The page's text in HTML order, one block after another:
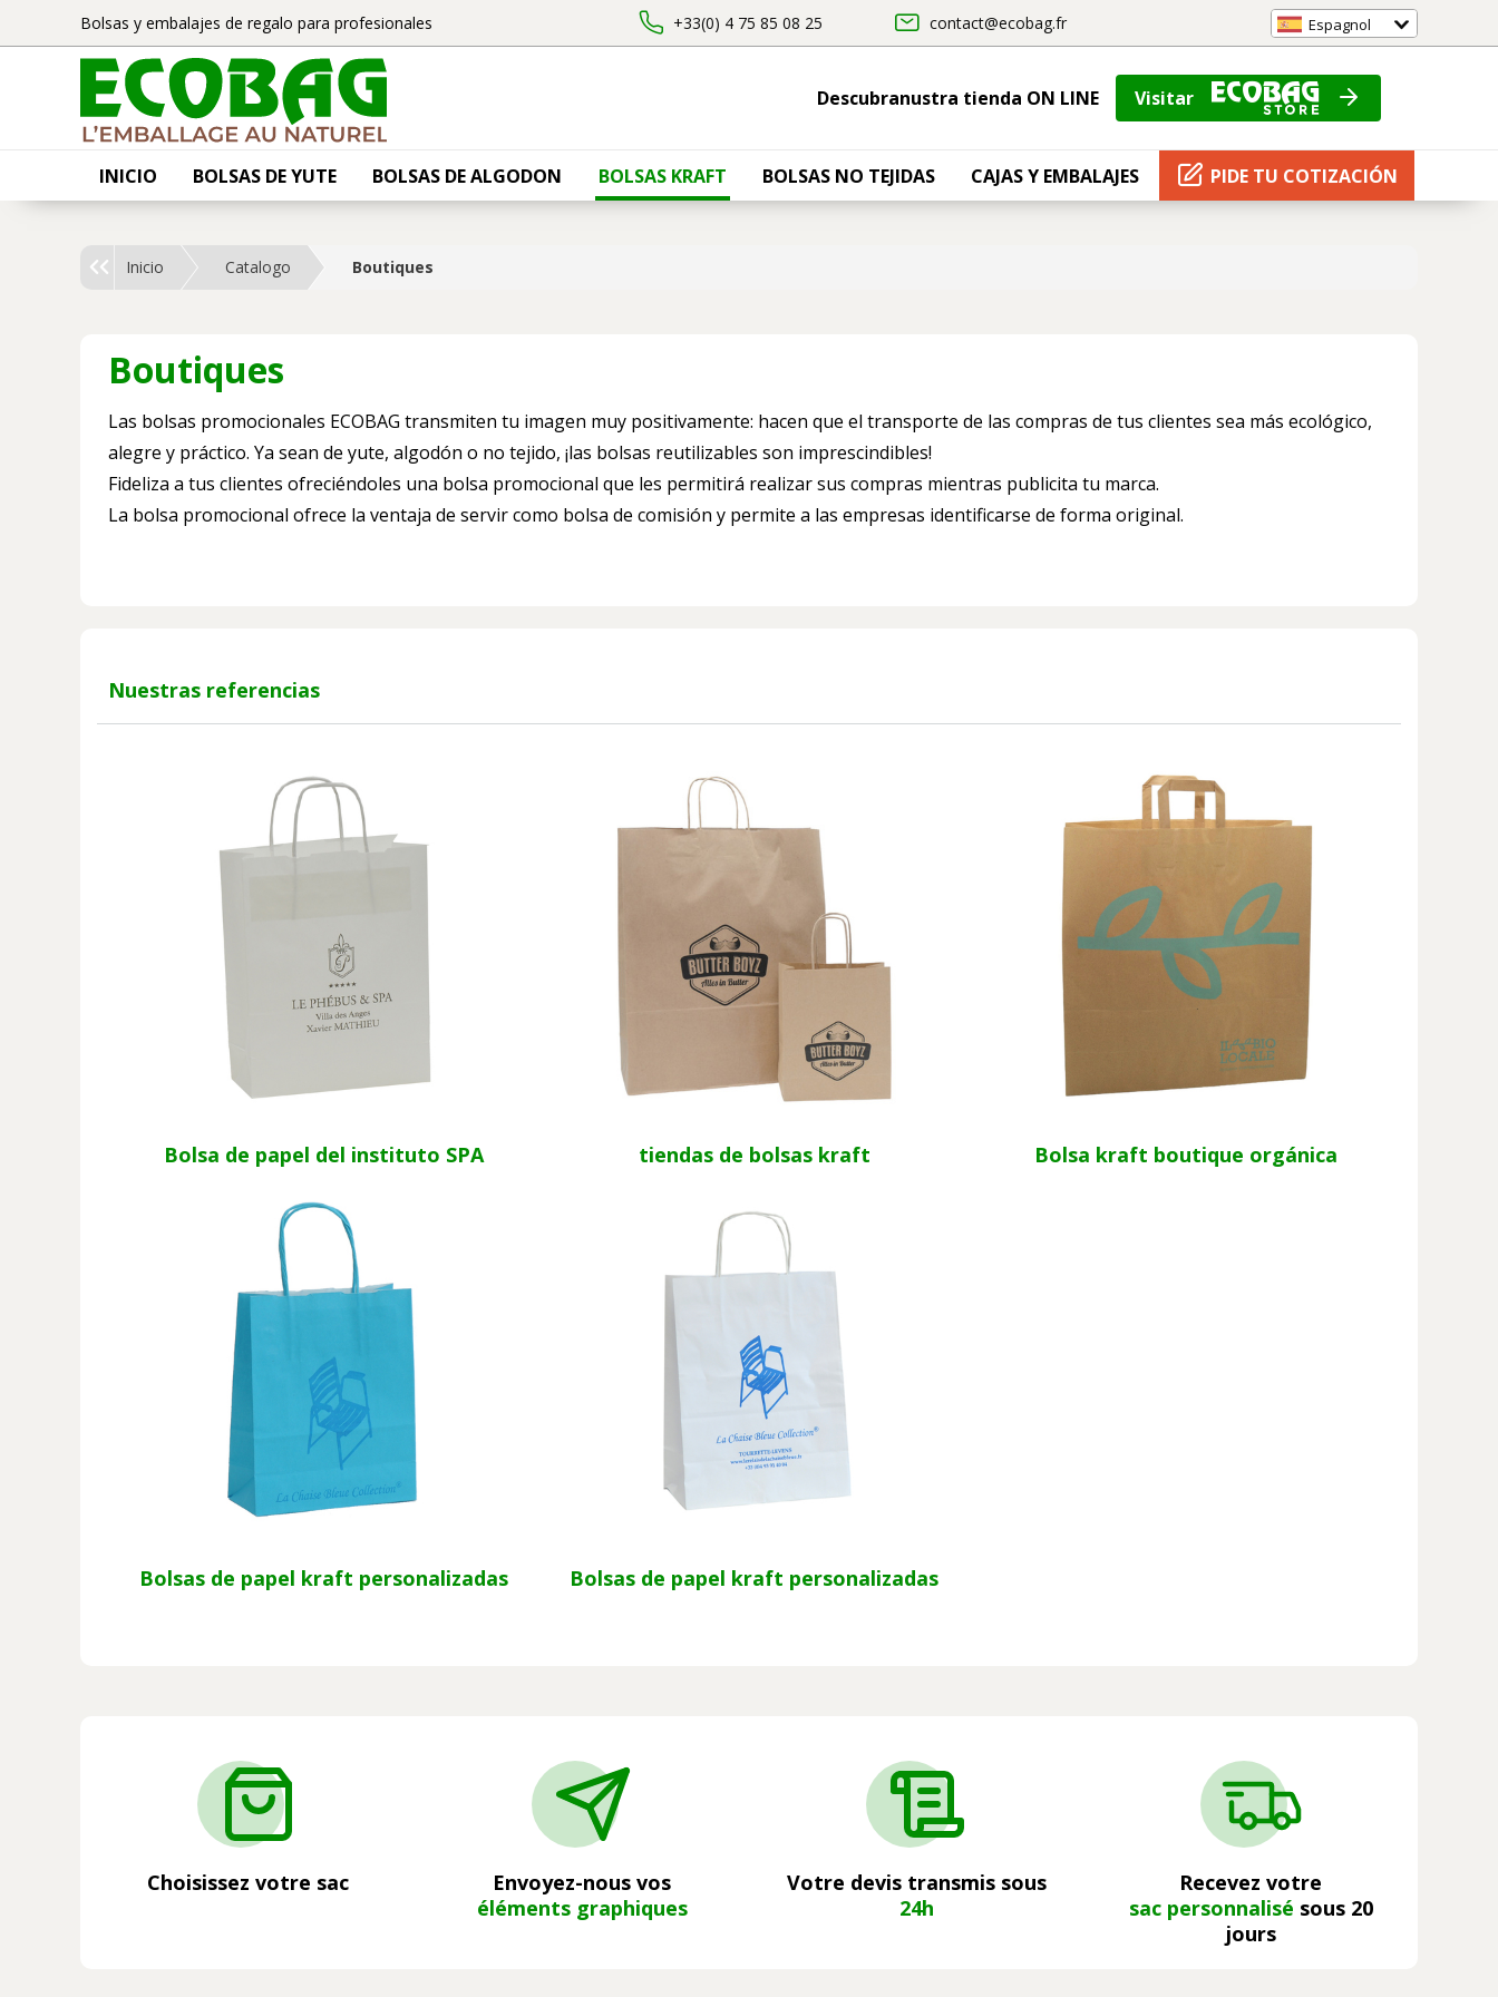
Bolsas y embalajes de regalo para profesionales +33(0) 4 75 85 08 25 contact@ecobag.fr Espagnol
Descubranustra tienda ON LINE Visitar
INICIO BOLSAS DE YUTE BOLSAS DE ALGODON BOLSAS KRAFT BOLSAS NO TEJIDAS CAJAS Y EMBALAJES PIDE TU COTIZACIÓN
Inicio Catalogo Boutiques
Boutiques
Las bolsas promocionales ECOBAG transmiten tu imagen muy positivamente: hacen que el transporte de las compras de tus clientes sea más ecológico,
alegre y práctico. Ya sean de yute, algodón o no tejido, ¡las bolsas reutilizables son imprescindibles!
Fideliza a tus clientes ofreciéndoles una bolsa promocional que les permitirá realizar sus compras mientras publicita tu marca.
La bolsa promocional ofrece la ventaja de servir como bolsa de comisión y permite a las empresas identificarse de forma original.
Nuestras referencias
Bolsa de papel del instituto SPA tiendas de bolsas kraft Bolsa kraft boutique orgánica
Bolsas de papel kraft personalizadas Bolsas de papel kraft personalizadas
Choisissez votre sac
Envoyez-nous vos
éléments graphiques
Votre devis transmis sous
24h
Recevez votre
sac personnalisé sous 20
jours